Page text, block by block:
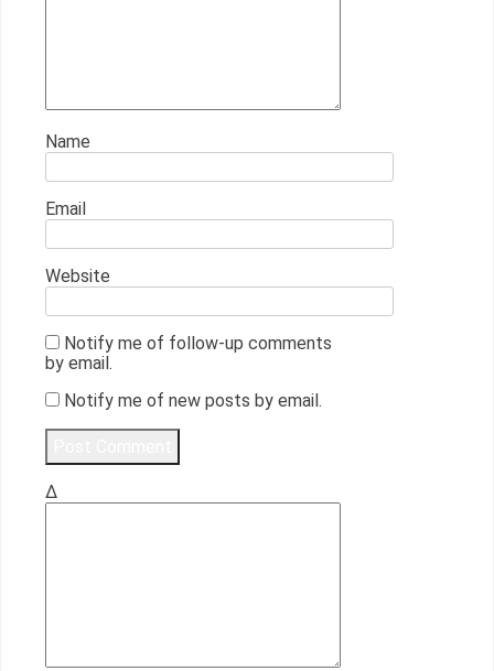
Name
Email
Website
Notify me of follow-up comments
by email.
Notify me of new posts by email.
Δ